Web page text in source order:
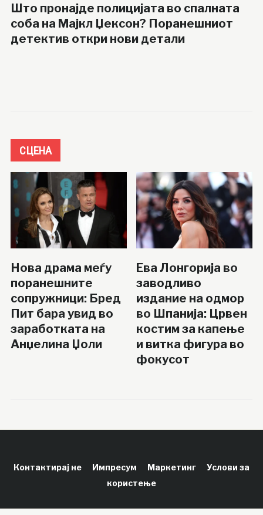
Што пронајде полицијата во спалната
соба на Мајкл Џексон? Поранешниот
детектив откри нови детали
СЦЕНА
Нова драма меѓу
поранешните
сопружници: Бред
Пит бара увид во
заработката на
Анџелина Џоли
Ева Лонгорија во
заводливо
издание на одмор
во Шпанија: Црвен
костим за капење
и витка фигура во
фокусот
Контактирај не Импресум Маркетинг
Услови за
користење